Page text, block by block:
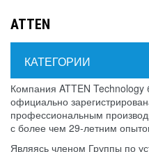
ATTEN
КАТЕГОРИИ
Компания ATTEN Technology
официально
профессиональным
с более чем 29-летним
Являясь членом Группы по